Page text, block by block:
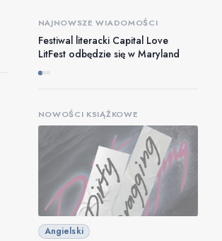
NAJNOWSZE WIADOMOŚCI
Festiwal literacki Capital Love
LitFest odbędzie się w Maryland
NOWOŚCI KSIĄŻKOWE
Angielski